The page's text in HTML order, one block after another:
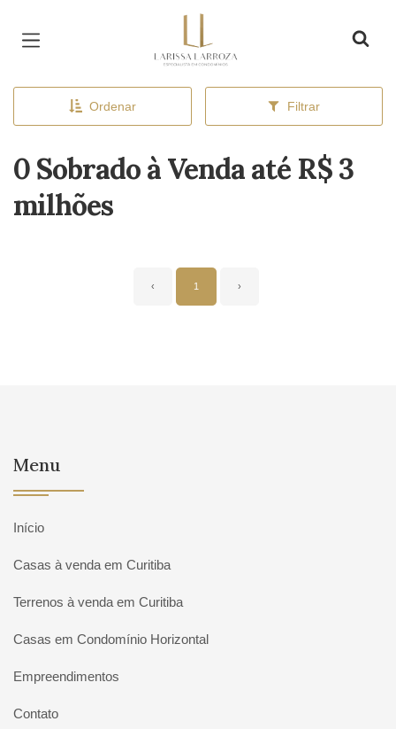
Ordenar Filtrar
0 Sobrado à Venda até R$ 3
milhões
‹ 1 ›
Menu
Início
Casas à venda em Curitiba
Terrenos à venda em Curitiba
Casas em Condomínio Horizontal
Empreendimentos
Contato